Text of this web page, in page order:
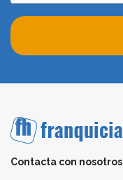
Contacta con nosotros